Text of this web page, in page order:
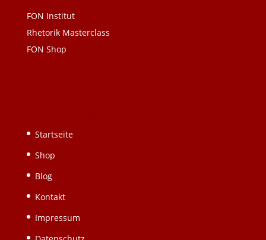
FON Institut
Rhetorik Masterclass
FON Shop
Startseite
Shop
Blog
Kontakt
Impressum